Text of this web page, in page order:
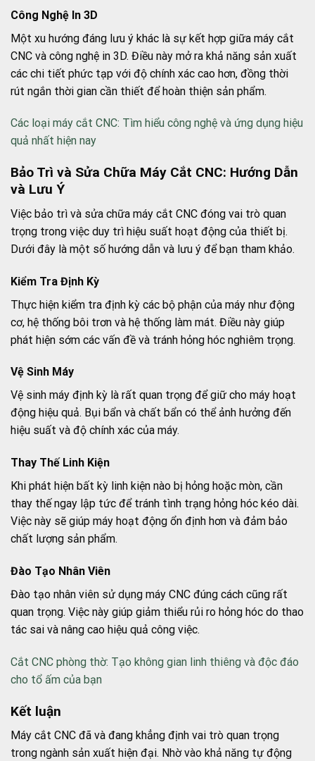
Công Nghệ In 3D
Một xu hướng đáng lưu ý khác là sự kết hợp giữa máy cắt
CNC và công nghệ in 3D. Điều này mở ra khả năng sản xuất
các chi tiết phức tạp với độ chính xác cao hơn, đồng thời
rút ngắn thời gian cần thiết để hoàn thiện sản phẩm.
Các loại máy cắt CNC: Tìm hiểu công nghệ và ứng dụng hiệu
quả nhất hiện nay
Bảo Trì và Sửa Chữa Máy Cắt CNC: Hướng Dẫn
và Lưu Ý
Việc bảo trì và sửa chữa máy cắt CNC đóng vai trò quan
trọng trong việc duy trì hiệu suất hoạt động của thiết bị.
Dưới đây là một số hướng dẫn và lưu ý để bạn tham khảo.
Kiểm Tra Định Kỳ
Thực hiện kiểm tra định kỳ các bộ phận của máy như động
cơ, hệ thống bôi trơn và hệ thống làm mát. Điều này giúp
phát hiện sớm các vấn đề và tránh hỏng hóc nghiêm trọng.
Vệ Sinh Máy
Vệ sinh máy định kỳ là rất quan trọng để giữ cho máy hoạt
động hiệu quả. Bụi bẩn và chất bẩn có thể ảnh hưởng đến
hiệu suất và độ chính xác của máy.
Thay Thế Linh Kiện
Khi phát hiện bất kỳ linh kiện nào bị hỏng hoặc mòn, cần
thay thế ngay lập tức để tránh tình trạng hỏng hóc kéo dài.
Việc này sẽ giúp máy hoạt động ổn định hơn và đảm bảo
chất lượng sản phẩm.
Đào Tạo Nhân Viên
Đào tạo nhân viên sử dụng máy CNC đúng cách cũng rất
quan trọng. Việc này giúp giảm thiểu rủi ro hỏng hóc do thao
tác sai và nâng cao hiệu quả công việc.
Cắt CNC phòng thờ: Tạo không gian linh thiêng và độc đáo
cho tổ ấm của bạn
Kết luận
Máy cắt CNC đã và đang khẳng định vai trò quan trọng
trong ngành sản xuất hiện đại. Nhờ vào khả năng tự động